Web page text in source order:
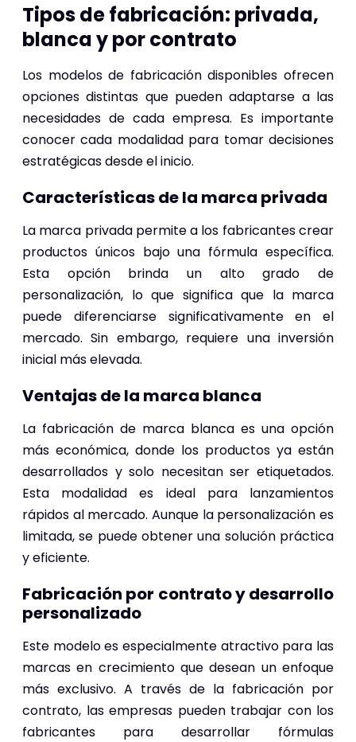
Tipos de fabricación: privada,
blanca y por contrato
Los modelos de fabricación disponibles ofrecen
opciones distintas que pueden adaptarse a las
necesidades de cada empresa. Es importante
conocer cada modalidad para tomar decisiones
estratégicas desde el inicio.
Características de la marca privada
La marca privada permite a los fabricantes crear
productos únicos bajo una fórmula específica.
Esta opción brinda un alto grado de
personalización, lo que significa que la marca
puede diferenciarse significativamente en el
mercado. Sin embargo, requiere una inversión
inicial más elevada.
Ventajas de la marca blanca
La fabricación de marca blanca es una opción
más económica, donde los productos ya están
desarrollados y solo necesitan ser etiquetados.
Esta modalidad es ideal para lanzamientos
rápidos al mercado. Aunque la personalización es
limitada, se puede obtener una solución práctica
y eficiente.
Fabricación por contrato y desarrollo
personalizado
Este modelo es especialmente atractivo para las
marcas en crecimiento que desean un enfoque
más exclusivo. A través de la fabricación por
contrato, las empresas pueden trabajar con los
fabricantes para desarrollar fórmulas